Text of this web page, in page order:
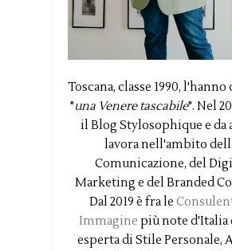
Toscana, classe 1990,
"una Venere tascabile". Nel
il Blog Stylosophique e da
lavora nell'ambito
Comunicazione, del
Marketing e del Branded
Dal 2019 è fra le
Immagine più note d'Italia
esperta di Stile Personale,